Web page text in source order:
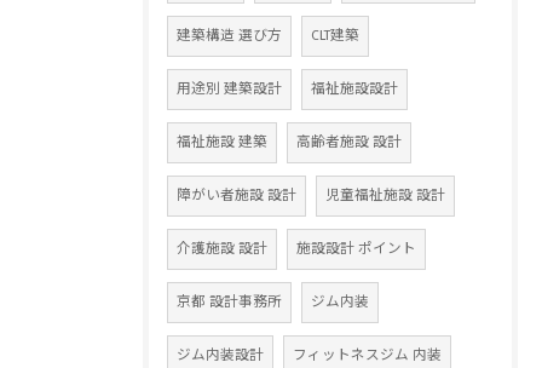
建築構造 選び方 CLT建築
用途別 建築設計 福祉施設設計
福祉施設 建築 高齢者施設 設計
障がい者施設 設計 児童福祉施設 設計
介護施設 設計 施設設計 ポイント
京都 設計事務所 ジム内装
ジム内装設計 フィットネスジム 内装